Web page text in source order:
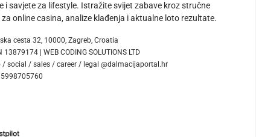
i savjete za lifestyle. Istražite svijet zabave kroz stručne
za online casina, analize klađenja i aktualne loto rezultate.
cesta 32, 10000, Zagreb, Croatia
13879174 | WEB CODING SOLUTIONS LTD
/ social / sales / career / legal @dalmacijaportal.hr